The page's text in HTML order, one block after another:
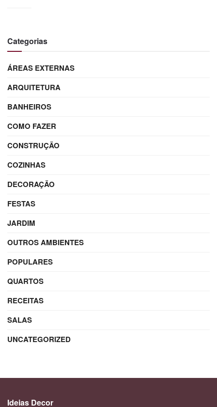
Categorias
ÁREAS EXTERNAS
ARQUITETURA
BANHEIROS
COMO FAZER
CONSTRUÇÃO
COZINHAS
DECORAÇÃO
FESTAS
JARDIM
OUTROS AMBIENTES
POPULARES
QUARTOS
RECEITAS
SALAS
UNCATEGORIZED
Ideias Decor